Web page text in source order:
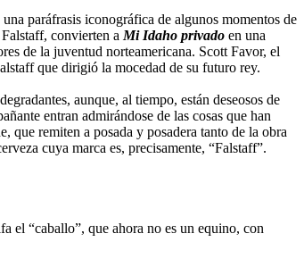
paráfrasis iconográfica de algunos momentos de
convierten a Mi Idaho privado en una
de la juventud norteamericana. Scott Favor, el
que dirigió la mocedad de su futuro rey.
aunque, al tiempo, están deseosos de
entran admirándose de las cosas que han
que remiten a posada y posadera tanto de la obra
cuya marca es, precisamente, “Falstaff”.
el “caballo”, que ahora no es un equino, con